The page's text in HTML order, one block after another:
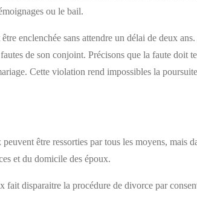
ou le bail.
enclenchée sans attendre un délai de deux
de son conjoint. Précisons que la faute doit
Cette violation rend impossibles la
être ressorties par tous les moyens, mais
et du domicile des époux.
fait disparaitre la procédure de divorce par